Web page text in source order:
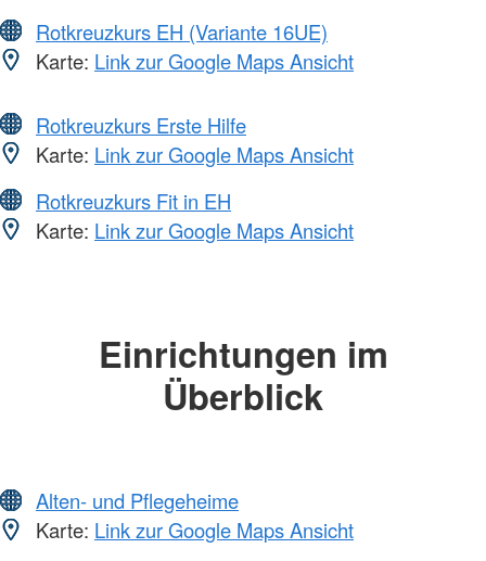
Rotkreuzkurs EH (Variante 16UE)
Karte: Link zur Google Maps Ansicht
Rotkreuzkurs Erste Hilfe
Karte: Link zur Google Maps Ansicht
Rotkreuzkurs Fit in EH
Karte: Link zur Google Maps Ansicht
Einrichtungen im
Überblick
Alten- und Pflegeheime
Karte: Link zur Google Maps Ansicht